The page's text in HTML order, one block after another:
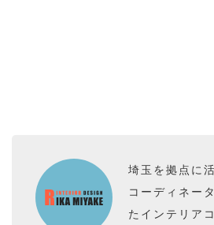
宅
埼玉を拠点に
コーディネー
たインテリア